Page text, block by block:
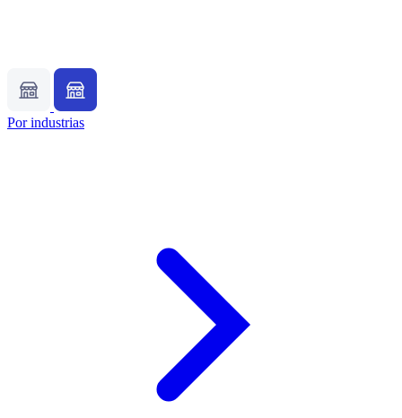
Por industrias